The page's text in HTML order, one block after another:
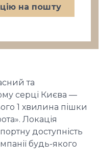
на пошту
та
серці Києва —
1 хвилина пішки
Локація
доступність
будь-якого